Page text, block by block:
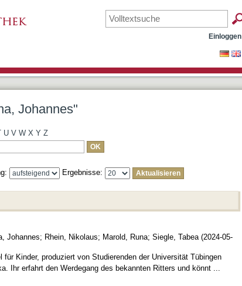
Einloggen
Johannes"
U V W X Y Z
Ergebnisse:
Johannes; Rhein, Nikolaus; Marold, Runa; Siegle, Tabea (2024-05-
Kinder, produziert von Studierenden der Universität Tübingen
Ihr erfahrt den Werdegang des bekannten Ritters und könnt ...